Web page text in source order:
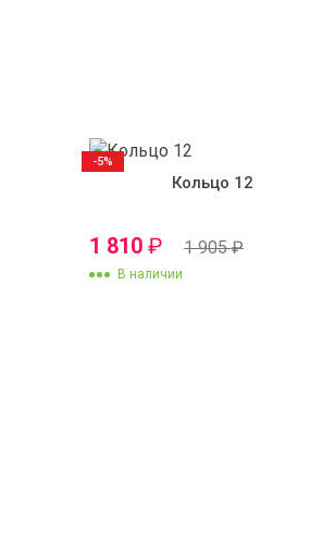
Кольцо 12
1 810 ₽ 1 905₽
В наличии
-5%